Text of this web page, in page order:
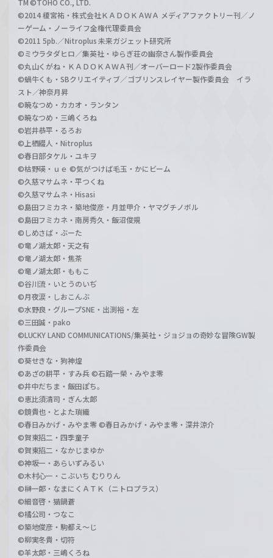
©2014 榎宮祐・株式会社ＫＡＤＯＫＡＷＡ メディアファクトリー刊／ノ
ーゲーム・ノーライフ全権代理委員会
©2011 5pb.／Nitroplus 未来ガジェット研究所
©ミウラタダヒロ／集英社・ゆらぎ荘の幽奈さん製作委員会
©丸山くがね・ＫＡＤＯＫＡＷＡ刊／オーバーロード2製作委員会
©蝸牛くも・SBクリエイティブ／ゴブリンスレイヤー製作委員会 イラ
スト／神奈月昇
©暁なつめ・カカオ・ランタン
©暁なつめ・三嶋くろね
©岩井恭平・るろお
©上栖綴人・Nitroplus
©春日部タケル・ユキヲ
©枯野瑛・ｕｅ ©気がつけば毛玉・かにビーム
©久慈マサムネ・平つくね
©久慈マサムネ・Hisasi
©島田フミカネ・築地俊彦・月並甲介・ヤマグチノボル
©島田フミカネ・南房秀久・飯沼俊規
©しめさば・ぶーた
©竜ノ湖太郎・天之有
©竜ノ湖太郎・焦茶
©竜ノ湖太郎・ももこ
©谷川流・いとうのいぢ
©月夜涙・しおこんぶ
©水野良・グループSNE・出渕裕・左
©三田誠・pako
©LUCKY LAND COMMUNICATIONS/集英社・ジョジョの奇妙な冒険GW製
作委員会
©葵せきな・狗神煌
©あざの耕平・すみ兵 ©石踏一榮・みやま零
©井中だちま・飯田ぽち。
©恵比須清司・ぎん太郎
©鏡貴也・とよた瑣織
©春日みかげ・みやま零 ©春日みかげ・みやま零・深井涼介
©賀東招二・四季童子
©賀東招二・なかじまゆか
©神坂一・あらいずみるい
©木村心一・こぶいち むりりん
©榊一郎・なまにくＡＴＫ（ニトロプラス）
©細音啓・猫鍋蒼
©橘公司・つなこ
©築地俊彦・駒都え～じ
©柳実冬貴・切符
©羊太郎・三嶋くろね